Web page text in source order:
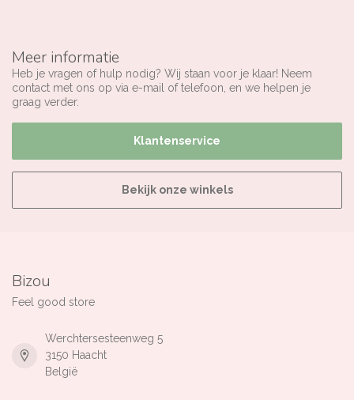
Meer informatie
Heb je vragen of hulp nodig? Wij staan voor je klaar! Neem
contact met ons op via e-mail of telefoon, en we helpen je
graag verder.
Klantenservice
Bekijk onze winkels
Bizou
Feel good store
Werchtersesteenweg 5
3150 Haacht
België